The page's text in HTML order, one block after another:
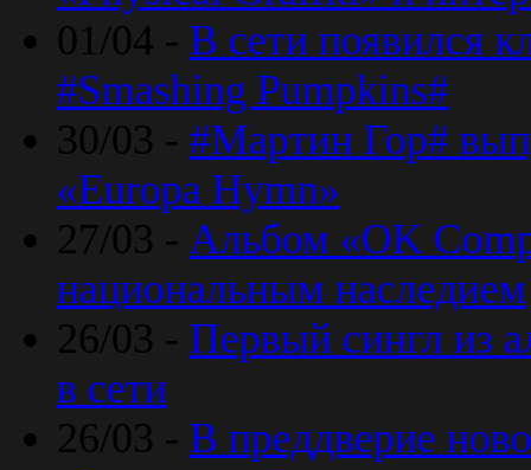
01/04 - В сети появился
#Smashing Pumpkins#
30/03 - #Мартин Гор#
«Europa Hymn»
27/03 - Альбом «OK
национальным наследием
26/03 - Первый сингл из
в сети
26/03 - В преддверие